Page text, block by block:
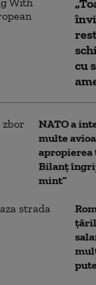
cu
NATO a
multe
Bilanț
mint”